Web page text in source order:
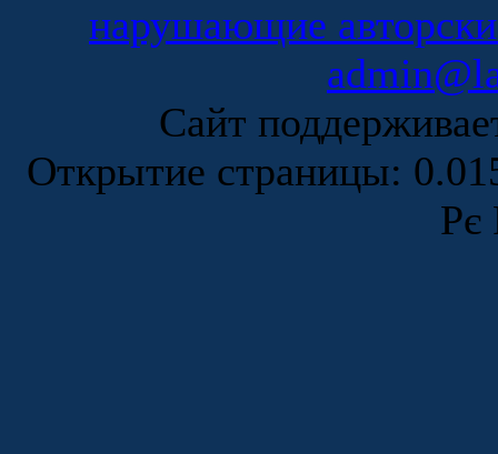
нарушающие
Сайт
Открытие страницы:
Рє